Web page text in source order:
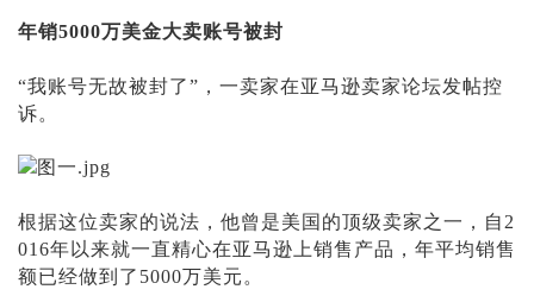
年销5000万美金大卖账号被封
“我账号无故被封了”，一卖家在亚马逊卖家论坛发帖控
诉。
根据这位卖家的说法，他曾是美国的顶级卖家之一，自 2
016年以来就一直精心在亚马逊上销售产品，年平均销售
额已经做到了5000万美元。